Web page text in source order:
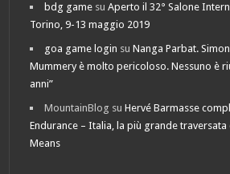
bdg game suAperto il 32° Salone
Torino, 9-13 maggio 2019
goa game login suNanga Parbat.
Mummery è molto pericoloso. Nessuno è
anni”
MountainBlog suHervé Barmasse
Endurance – Italia, la più grande
Means